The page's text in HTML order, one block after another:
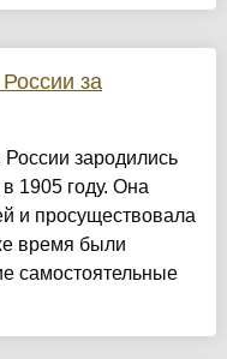
за
зародились
1905 году. Она
и просуществовала
время были
самостоятельные